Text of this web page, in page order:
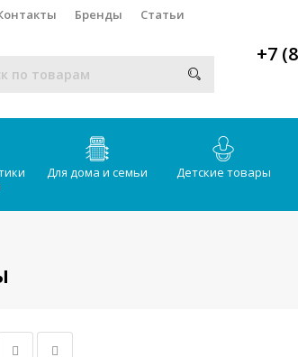
Бренды Статьи
+7
Для дома и семьи Детские товары